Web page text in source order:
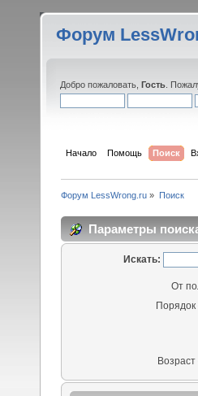
Форум
Добро пожаловать, Гость .
Начало Помощь Поиск
Форум LessWrong.ru » Поиск
Параметры
Искать:
От
Порядок